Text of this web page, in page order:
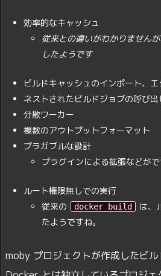
効率的なキャッシュ
従来との違いがわかりません
したようです
ビルドキャッシュのインポート、
ネストされたビルドジョブの呼び出
分散ワーカー
複数のアウトプットフォーマット
プラガブルな設計
プラグインによる拡張などが
ルート権限無しでの実行
従来の
docker build
は、
たようですね。
moby プロジェクトが作成したビル